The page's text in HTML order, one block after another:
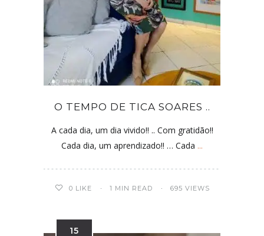
O TEMPO DE TICA SOARES ..
A cada dia, um dia vivido!! .. Com gratidão!!
Cada dia, um aprendizado!! … Cada ...
0 LIKE 1 MIN READ 695 VIEWS
15